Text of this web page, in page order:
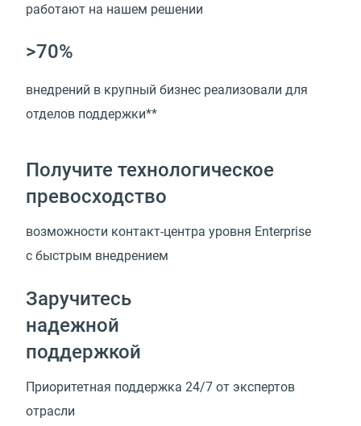
работают на нашем решении
>70%
внедрений в крупный бизнес реализовали для
отделов поддержки**
Получите технологическое
превосходство
возможности контакт-центра уровня Enterprise
с быстрым внедрением
Заручитесь
надежной
поддержкой
Приоритетная поддержка 24/7 от экспертов
отрасли